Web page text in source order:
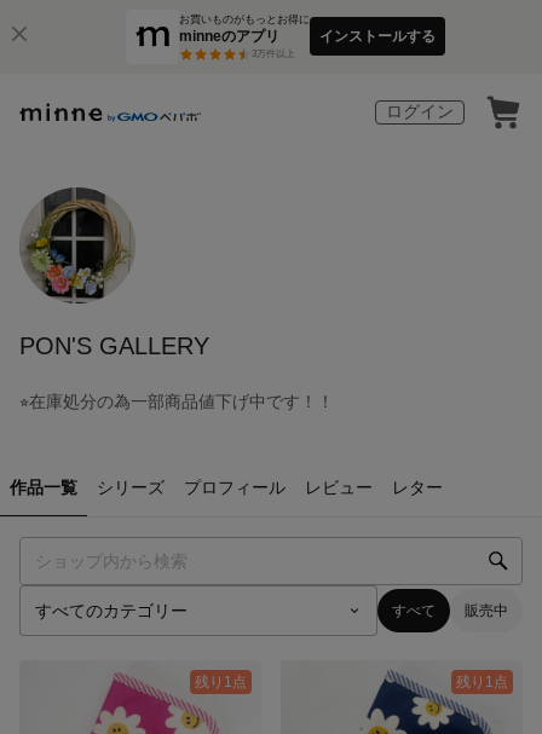
お買いものがもっとお得に
minneのアプリ
3万件以上
インストールする
ログイン
PON'S GALLERY
⭐︎在庫処分の為一部商品値下げ中です！！
作品一覧 シリーズ プロフィール レビュー レター
すべて 販売中
残り1点 残り1点